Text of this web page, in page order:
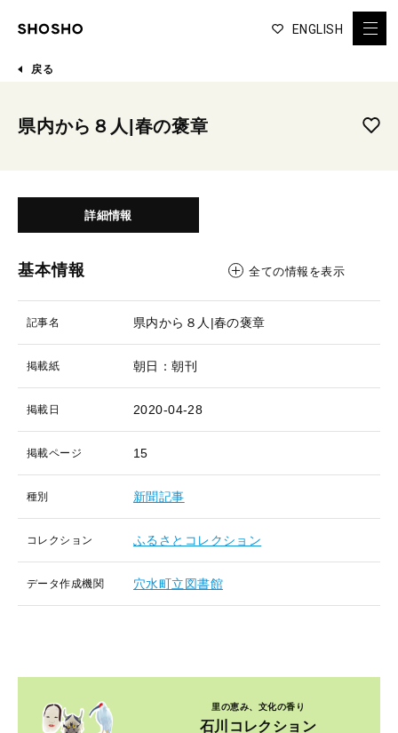
ENGLISH
戻る
県内から８人|春の褒章
詳細情報
基本情報 全ての情報を表示
記事名 県内から８人|春の褒章
掲載紙 朝日：朝刊
掲載日 2020-04-28
掲載ページ 15
種別 新聞記事
コレクション ふるさとコレクション
データ作成機関 穴水町立図書館
里の恵み、文化の香り
石川コレクション